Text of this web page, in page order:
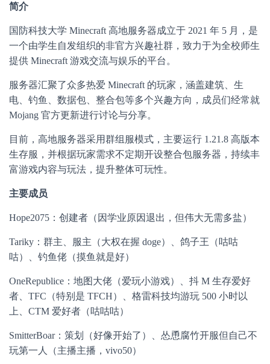
简介
国防科技大学 Minecraft 高地服务器成立于 2021 年 5 月，是
一个由学生自发组织的非官方兴趣社群，致力于为全校师生
提供 Minecraft 游戏交流与娱乐的平台。
服务器汇聚了众多热爱 Minecraft 的玩家，涵盖建筑、生
电、钓鱼、数据包、整合包等多个兴趣方向，成员们经常就
Mojang 官方更新进行讨论与分享。
目前，高地服务器采用群组服模式，主要运行 1.21.8 高版本
生存服，并根据玩家需求不定期开设整合包服务器，持续丰
富游戏内容与玩法，提升整体可玩性。
主要成员
Hope2075：创建者（因学业原因退出，但伟大无需多盐）
Tariky：群主、服主（大权在握 doge）、鸽子王（咕咕
咕）、钓鱼佬（摸鱼就是好）
OneRepublice：地图大佬（爱玩小游戏）、抖 M 生存爱好
者、TFC（特别是 TFCH）、格雷科技均游玩 500 小时以
上、CTM 爱好者（咕咕咕）
SmitterBoar：策划（好像开始了）、怂恿腐竹开服但自己不
玩第一人（主播主播，vivo50）